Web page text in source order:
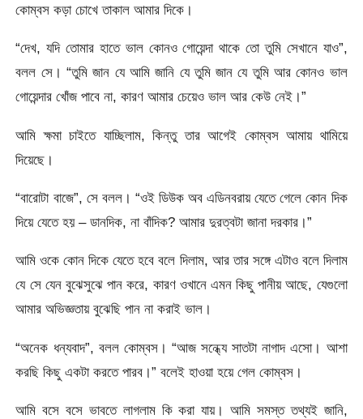
কোম্বস কড়া চোখে তাকাল আমার দিকে।
“দেখ, যদি তোমার হাতে ভাল কোনও গোয়েন্দা থাকে তো তুমি সেখানে যাও”,
বলল সে। “তুমি জান যে আমি জানি যে তুমি জান যে তুমি আর কোনও ভাল
গোয়েন্দার খোঁজ পাবে না, কারণ আমার চেয়েও ভাল আর কেউ নেই।”
আমি ক্ষমা চাইতে যাচ্ছিলাম, কিন্তু তার আগেই কোম্বস আমায় থামিয়ে
দিয়েছে।
“বারোটা বাজে”, সে বলল। “ওই ডিউক অব এডিনবরায় যেতে গেলে কোন দিক
দিয়ে যেতে হয় – ডানদিক, না বাঁদিক? আমার দুরত্বটা জানা দরকার।”
আমি ওকে কোন দিকে যেতে হবে বলে দিলাম, আর তার সঙ্গে এটাও বলে দিলাম
যে সে যেন বুঝেসুঝে পান করে, কারণ ওখানে এমন কিছু পানীয় আছে, যেগুলো
আমার অভিজ্ঞতায় বুঝেছি পান না করাই ভাল।
“অনেক ধন্যবাদ”, বলল কোম্বস। “আজ সন্ধ্যে সাতটা নাগাদ এসো। আশা
করছি কিছু একটা করতে পারব।” বলেই হাওয়া হয়ে গেল কোম্বস।
আমি বসে বসে ভাবতে লাগলাম কি করা যায়। আমি সমস্ত তথ্যই জানি,